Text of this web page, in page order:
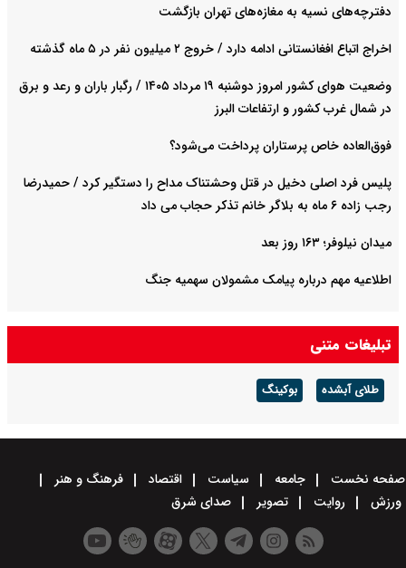
دفترچه‌های نسیه به مغازه‌های تهران بازگشت
اخراج اتباع افغانستانی ادامه دارد / خروج ۲ میلیون نفر در ۵ ماه گذشته
وضعیت هوای کشور امروز دوشنبه ۱۹ مرداد ۱۴۰۵ / رگبار باران و رعد و برق
در شمال غرب کشور و ارتفاعات البرز
فوق‌العاده خاص پرستاران پرداخت می‌شود‌؟
پلیس فرد اصلی دخیل در قتل وحشتناک مداح را دستگیر کرد / حمیدرضا
رجب زاده ۶ ماه به بلاگر خانم تذکر حجاب می داد
میدان نیلوفر؛ ۱۶۳ روز بعد
اطلاعیه مهم درباره پیامک مشمولان سهمیه جنگ
تبلیغات متنی
طلای آبشده بوکینگ
صفحه نخست جامعه سیاست اقتصاد
فرهنگ و هنر
ورزش
روایت تصویر صدای شرق